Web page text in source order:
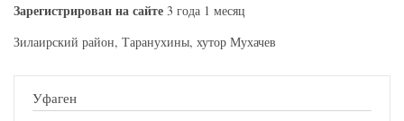
Зарегистрирован на сайте 3 года 1 месяц
Зилаирский район, Таранухины, хутор Мухачев
Уфаген